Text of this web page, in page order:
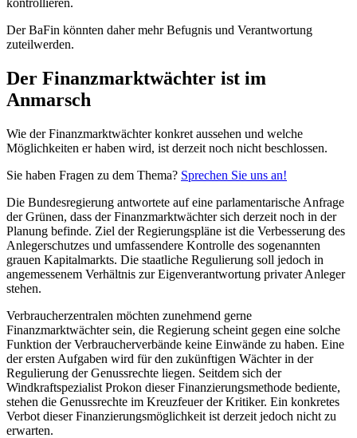
Der BaFin könnten daher mehr Befugnis und Verantwortung
zuteilwerden.
Der Finanzmarktwächter ist im
Anmarsch
Wie der Finanzmarktwächter konkret aussehen und welche
Möglichkeiten er haben wird, ist derzeit noch nicht beschlossen.
Sie haben Fragen zu dem Thema? Sprechen Sie uns an!
Die Bundesregierung antwortete auf eine parlamentarische Anfrage
der Grünen, dass der Finanzmarktwächter sich derzeit noch in der
Planung befinde. Ziel der Regierungspläne ist die Verbesserung des
Anlegerschutzes und umfassendere Kontrolle des sogenannten
grauen Kapitalmarkts. Die staatliche Regulierung soll jedoch in
angemessenem Verhältnis zur Eigenverantwortung privater Anleger
stehen.
Verbraucherzentralen möchten zunehmend gerne
Finanzmarktwächter sein, die Regierung scheint gegen eine solche
Funktion der Verbraucherverbände keine Einwände zu haben. Eine
der ersten Aufgaben wird für den zukünftigen Wächter in der
Regulierung der Genussrechte liegen. Seitdem sich der
Windkraftspezialist Prokon dieser Finanzierungsmethode bediente,
stehen die Genussrechte im Kreuzfeuer der Kritiker. Ein konkretes
Verbot dieser Finanzierungsmöglichkeit ist derzeit jedoch nicht zu
erwarten.